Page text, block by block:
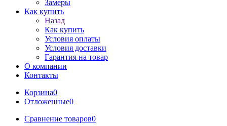
Замеры
Как купить
Назад
Как купить
Условия оплаты
Условия доставки
Гарантия на товар
О компании
Контакты
Корзина0
Отложенные0
Сравнение товаров0